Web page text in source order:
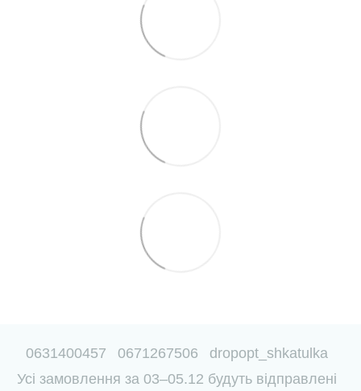
0631400457 0671267506
dropopt_shkatulka
Усі замовлення за 03–05.12 будуть відправлені